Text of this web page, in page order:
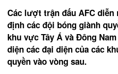
Các lượt trận đấu AFC diễn
định các đội bóng giành
khu vực Tây Á và Đông
diện các đại diện của các
quyền vào vòng sau.